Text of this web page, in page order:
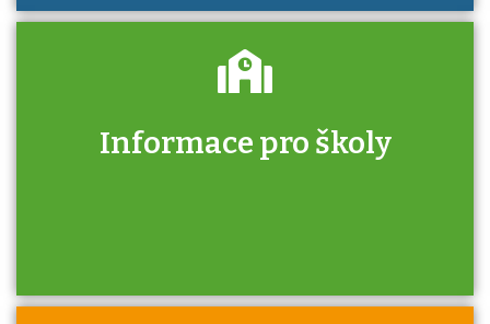
Informace pro školy
Zjistěte, jak se přihlásit ke zkoušce a kde